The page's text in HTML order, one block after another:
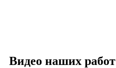
Видео наших работ